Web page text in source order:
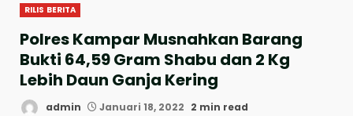
RILIS BERITA
Polres Kampar Musnahkan Barang
Bukti 64,59 Gram Shabu dan 2 Kg
Lebih Daun Ganja Kering
admin Januari 18, 2022 2 min read